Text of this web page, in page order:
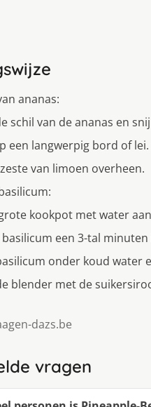
ananas:
schil van de ananas en
een langwerpig bord of lei.
van limoen overheen.
kookpot met water
een 3-tal
onder koud water
blender met de
dazs.be
vragen